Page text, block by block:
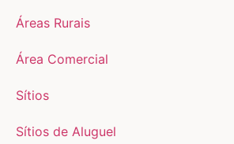
Áreas Rurais
Área Comercial
Sítios
Sítios de Aluguel